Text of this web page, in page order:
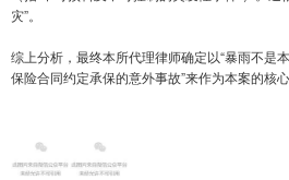
灾”。
综上分析，最终本所代理律师确定以“暴雨不是
保险合同约定承保的意外事故”来作为本案的核心